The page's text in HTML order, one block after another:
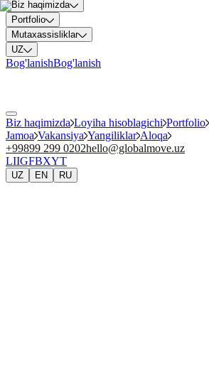
Biz haqimizda
Portfolio
Mutaxassisliklar
UZ
Bog'lanishBog'lanish
Biz haqimizda Loyiha hisoblagichi Portfolio
Jamoa Vakansiya Yangiliklar Aloqa
+99899 299 0202hello@globalmove.uz
LIIGFBXYT
UZ EN RU